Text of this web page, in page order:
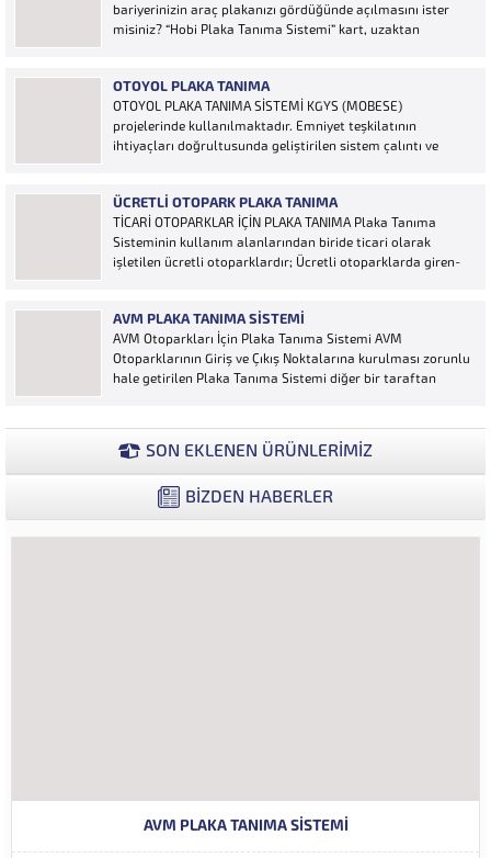
bariyerinizin araç plakanızı gördüğünde açılmasını ister
misiniz? “Hobi Plaka Tanıma Sistemi” kart, uzaktan
için yeterlidir… Plaka tanıma sistemi otoparklarda
sisteme...
OTOYOL PLAKA TANIMA
OTOYOL PLAKA TANIMA SİSTEMİ KGYS (MOBESE)
projelerinde kullanılmaktadır. Emniyet teşkilatının
ihtiyaçları doğrultusunda geliştirilen sistem çalıntı ve
araçların Plakalarının tanımlanmasına yönelik geliştirilen
bir yazılımdır. Sistem karayolları şeritlerine yerleştirilen
kameralar sayesinde alınan...
ÜCRETLI OTOPARK PLAKA TANIMA
TİCARİ OTOPARKLAR İÇİN PLAKA TANIMA Plaka Tanıma
Sisteminin kullanım alanlarından biride ticari olarak
işletilen ücretli otoparklardır; Ücretli otoparklarda giren-
Ücretin otopark girişinde araç tipine göre peşin alınması
ya...
AVM PLAKA TANIMA SISTEMI
AVM Otoparkları İçin Plaka Tanıma Sistemi AVM
Otoparklarının Giriş ve Çıkış Noktalarına kurulması zorunlu
hale getirilen Plaka Tanıma Sistemi diğer bir taraftan
verilerle müşteri yoğunluk analizlerini çok ayrıntılı...
SON EKLENEN ÜRÜNLERİMİZ
BİZDEN HABERLER
AVM PLAKA TANIMA SISTEMI